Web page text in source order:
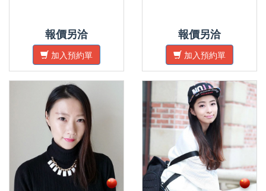
報價另洽
加入預約單
報價另洽
加入預約單